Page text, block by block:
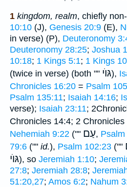
1 kingdom, realm, chiefly
10:10 (J), Genesis 20:9 (E),
in verse) (P), Deuteronomy
Deuteronomy 28:25; Joshua
10:18; 1 Kings 5:1; 1 Kings
(twice in verse) (both "" גּוֺי),
Chronicles 16:20 = Psalm
Psalm 135:11; Isaiah 14:16;
verse); Isaiah 23:11;
Chronicles 14:4; 2
Nehemiah 9:22 ("" עַם,
79:6 ("" id.), Psalm 102:23 (""
גּוֺי), so Jeremiah 1:10;
27:8; Jeremiah 28:8;
51:20,27; Amos 6:2; Nahum